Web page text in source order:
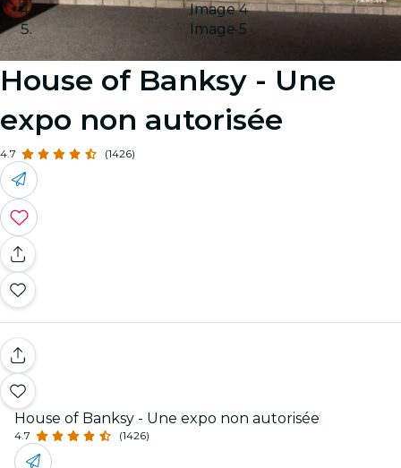
Image 4
Image 5
House of Banksy - Une
expo non autorisée
4.7 (1426)
House of Banksy - Une expo non autorisée
4.7 (1426)